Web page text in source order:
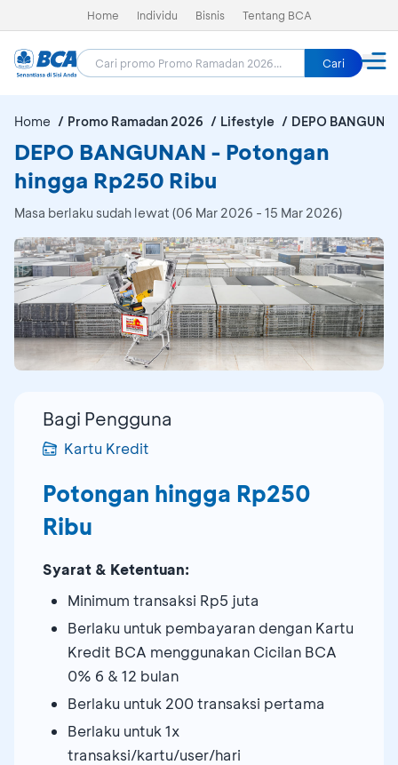
Home Individu Bisnis Tentang BCA
Cari
Home Promo Ramadan 2026 Lifestyle DEPO
DEPO BANGUNAN - Potongan
hingga Rp250 Ribu
Masa berlaku sudah lewat (06 Mar 2026 - 15 Mar 2026)
Bagi Pengguna
Kartu Kredit
Potongan hingga Rp250
Ribu
Syarat & Ketentuan:
Minimum transaksi Rp5 juta
Berlaku untuk pembayaran dengan Kartu
Kredit BCA menggunakan Cicilan BCA
0% 6 & 12 bulan
Berlaku untuk 200 transaksi pertama
Berlaku untuk 1x
transaksi/kartu/user/hari